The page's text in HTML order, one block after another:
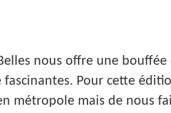
nous offre une bouffée
Pour cette
métropole mais de nous